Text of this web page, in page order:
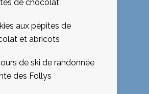
de chocolat
aux pépites de
et abricots
de ski de randonnée
des Follys